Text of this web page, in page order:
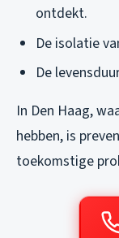
ontdekt.
De isolatie
De
In Den Haag,
hebben, is
toekomstige